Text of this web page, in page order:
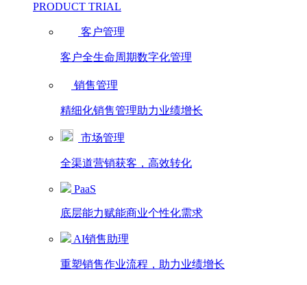
PRODUCT TRIAL
客户管理
客户全生命周期数字化管理
销售管理
精细化销售管理助力业绩增长
市场管理
全渠道营销获客，高效转化
PaaS
底层能力赋能商业个性化需求
AI销售助理
重塑销售作业流程，助力业绩增长